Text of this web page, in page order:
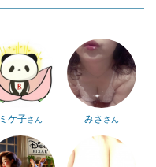
ミケ子さん みさ さん